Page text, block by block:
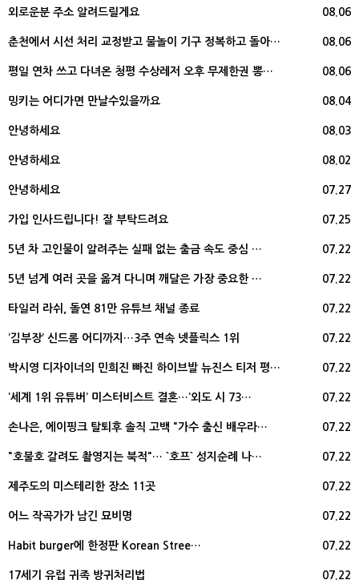
08.06
외로운분 주소 알려드릴게요
08.06
춘천에서 시선 처리 교정받고 물놀이 기구 정복하고 돌아…
08.06
평일 연차 쓰고 다녀온 청평 수상레저 오후 무제한권 뽕…
08.04
밍키는 어디가면 만날수있을까요
08.03
안녕하세요
08.02
안녕하세요
07.27
안녕하세요
07.25
가입 인사드립니다! 잘 부탁드려요
07.22
5년 차 고인물이 알려주는 실패 없는 출금 속도 중심 …
07.22
5년 넘게 여러 곳을 옮겨 다니며 깨달은 가장 중요한 …
07.22
타일러 라쉬, 돌연 81만 유튜브 채널 종료
07.22
‘김부장’ 신드롬 어디까지…3주 연속 넷플릭스 1위
07.22
박시영 디자이너의 민희진 빠진 하이브발 뉴진스 티저 평…
07.22
‘세계 1위 유튜버’ 미스터비스트 결혼…‘외도 시 73…
07.22
손나은, 에이핑크 탈퇴후 솔직 고백 "가수 출신 배우라…
07.22
"호불호 갈려도 촬영지는 북적"… `호프` 성지순례 나…
07.22
제주도의 미스테리한 장소 11곳
07.22
어느 작곡가가 남긴 묘비명
07.22
Habit burger에 한정판 Korean Stree…
07.22
17세기 유럽 귀족 방귀처리법